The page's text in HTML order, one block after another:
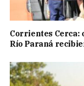
Corrientes Cerca:
Río Paraná